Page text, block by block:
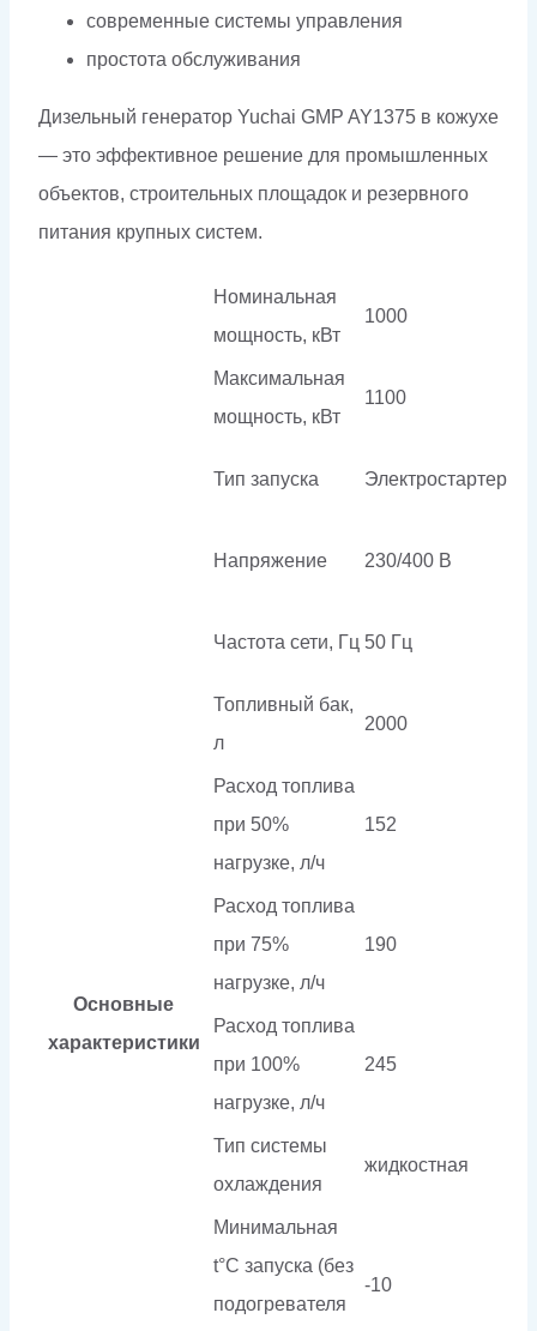
современные системы управления
простота обслуживания
Дизельный генератор Yuchai GMP AY1375 в кожухе
— это эффективное решение для промышленных
объектов, строительных площадок и резервного
питания крупных систем.
Основные
характеристики
Номинальная
мощность, кВт
1000
Максимальная
мощность, кВт
1100
Тип запуска Электростартер
Напряжение 230/400 В
Частота сети, Гц 50 Гц
Топливный бак,
л
2000
Расход топлива
при 50%
нагрузке, л/ч
152
Расход топлива
при 75%
нагрузке, л/ч
190
Расход топлива
при 100%
нагрузке, л/ч
245
Тип системы
охлаждения
жидкостная
Минимальная
t°С запуска (без
подогревателя
-10